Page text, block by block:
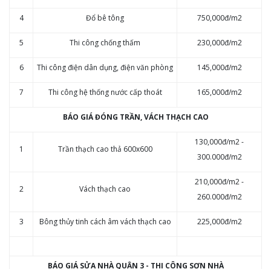
4 Đổ bê tông 750,000đ/m2
5 Thi công chống thấm 230,000đ/m2
6 Thi công điện dân dụng, điện văn phòng 145,000đ/m2
7 Thi công hệ thống nước cấp thoát 165,000đ/m2
BÁO GIÁ ĐÓNG TRẦN, VÁCH THẠCH CAO
1 Trần thạch cao thả 600x600
130,000đ/m2 -
300.000đ/m2
2 Vách thạch cao
210,000đ/m2 -
260.000đ/m2
3 Bông thủy tinh cách âm vách thạch cao 225,000đ/m2
BÁO GIÁ SỬA NHÀ QUẬN 3 - ​THI CÔNG SƠN NHÀ